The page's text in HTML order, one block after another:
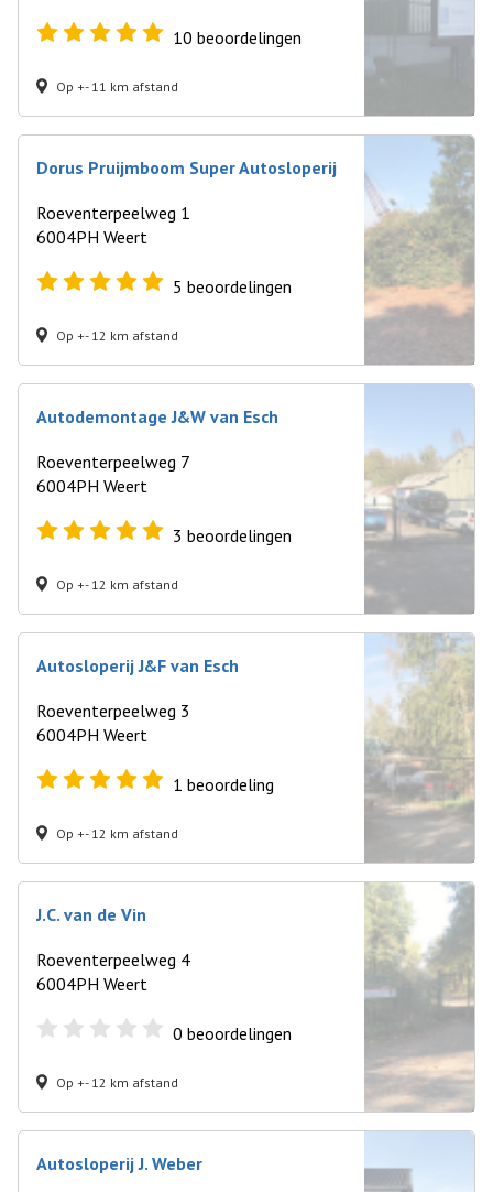
10 beoordelingen
Op +- 11 km afstand
Dorus Pruijmboom Super Autosloperij
Roeventerpeelweg 1
6004PH Weert
5 beoordelingen
Op +- 12 km afstand
Autodemontage J&W van Esch
Roeventerpeelweg 7
6004PH Weert
3 beoordelingen
Op +- 12 km afstand
Autosloperij J&F van Esch
Roeventerpeelweg 3
6004PH Weert
1 beoordeling
Op +- 12 km afstand
J.C. van de Vin
Roeventerpeelweg 4
6004PH Weert
0 beoordelingen
Op +- 12 km afstand
Autosloperij J. Weber